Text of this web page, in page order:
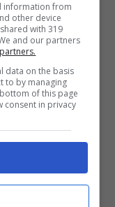
information from
other device
with 319
and our partners
data on the basis
to by managing
of this page
consent in privacy